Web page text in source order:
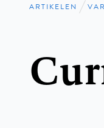
ARTIKELEN